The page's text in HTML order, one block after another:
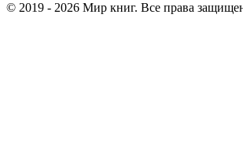
© 2019 - 2026 Мир книг. Все права